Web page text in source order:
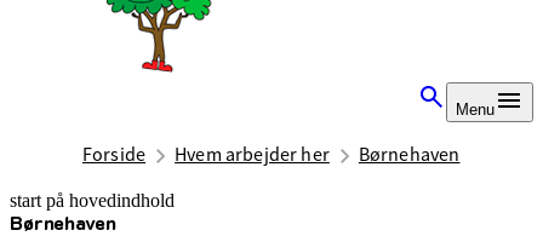
Menu
Forside Hvem arbejder her Børnehaven
start på hovedindhold
Børnehaven
senest opdateret 8. april 2026